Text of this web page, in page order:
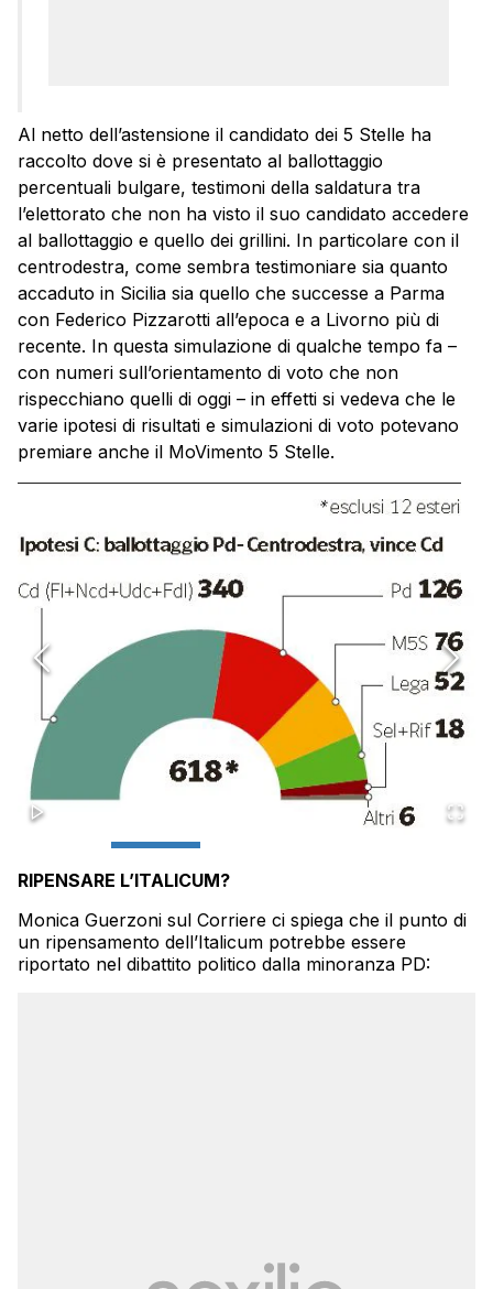
Al netto dell’astensione il candidato dei 5 Stelle ha
raccolto dove si è presentato al ballottaggio
percentuali bulgare, testimoni della saldatura tra
l’elettorato che non ha visto il suo candidato accedere
al ballottaggio e quello dei grillini. In particolare con il
centrodestra, come sembra testimoniare sia quanto
accaduto in Sicilia sia quello che successe a Parma
con Federico Pizzarotti all’epoca e a Livorno più di
recente. In questa simulazione di qualche tempo fa –
con numeri sull’orientamento di voto che non
rispecchiano quelli di oggi – in effetti si vedeva che le
varie ipotesi di risultati e simulazioni di voto potevano
premiare anche il MoVimento 5 Stelle.
RIPENSARE L’ITALICUM?
Monica Guerzoni sul Corriere ci spiega che il punto di
un ripensamento dell’Italicum potrebbe essere
riportato nel dibattito politico dalla minoranza PD: